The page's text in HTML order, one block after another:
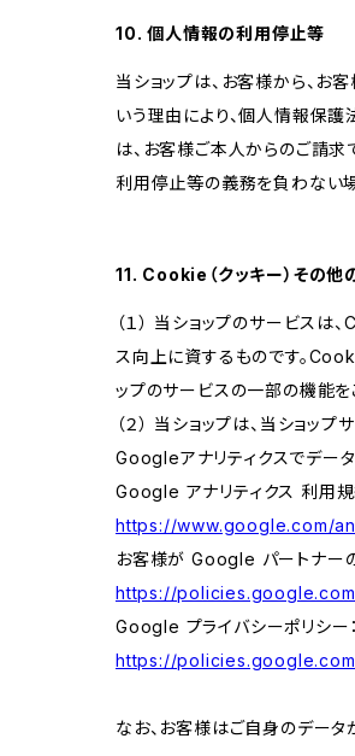
10. 個人情報の利用停止等
当ショップは、お客様から、
いう理由により、個人情報保
は、お客様ご本人からのご請
利用停止等の義務を負わない場
11. Cookie（クッキー）その他
（１） 当ショップのサービス
ス向上に資するものです。
ップのサービスの一部の機能
（２） 当ショップは、当ショ
Googleアナリティクスでデー
Google アナリティクス 利用規
https://www.google.com/
お客様が Google パートナー
https://
Google プライバシーポリシー：
https://
なお、お客様はご自身のデー